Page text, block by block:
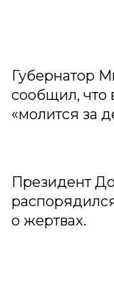
Губернатор
сообщил, что
«молится за
Президент
о жертвах.